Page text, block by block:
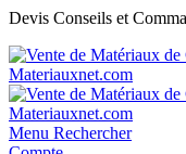
Devis Conseils et
Menu Rechercher